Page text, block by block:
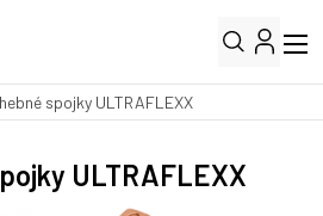
spojky ULTRAFLEXX
ULTRAFLEXX